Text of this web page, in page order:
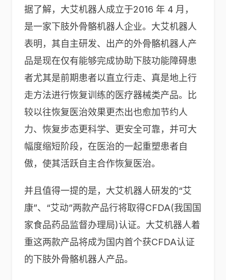
据了解，大艾机器人成立于2016 年 4 月，
是一家下肢外骨骼机器人企业。大艾机器人
表明，其自主研发、出产的外骨骼机器人产
品是现在仅有能够完成协助下肢功能障碍患
者尤其是前期患者以直立行走、真是地上行
走方法进行恢复训练的医疗器械类产品。比
较以往恢复医治效果更杰出也愈加节约人
力、恢复步态更科学、更安全可靠，并可大
幅度缩短阶段，在医治的一起重塑患者自
傲，使其活跃自主合作恢复医治。
并且值得一提的是，大艾机器人研发的“艾
康”、“艾动”两款产品行将取得CFDA(我国国
家食品药品监督办理局)认证。大艾机器人着
重这两款产品将成为国内首个获CFDA认证
的下肢外骨骼机器人产品。